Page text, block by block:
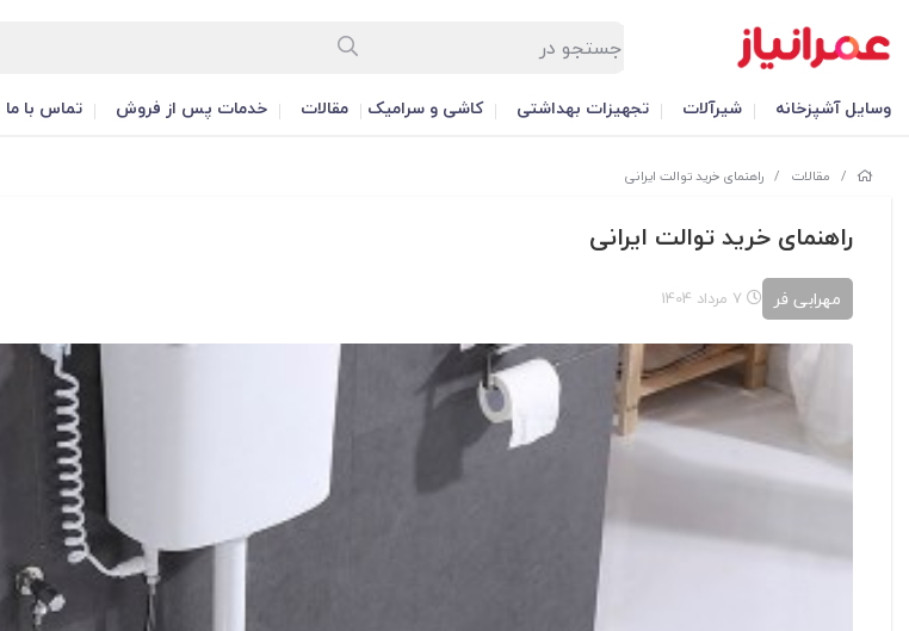
وسایل آشپزخانه شیرآلات تجهیزات بهداشتی کاشی و سرامیک مقالات خدمات پس از فروش تماس با ما
/ مقالات / راهنمای خرید توالت ایرانی
راهنمای خرید توالت ایرانی
مهرابی فر
فلوتر توالت فرنگی گبریت Geberit